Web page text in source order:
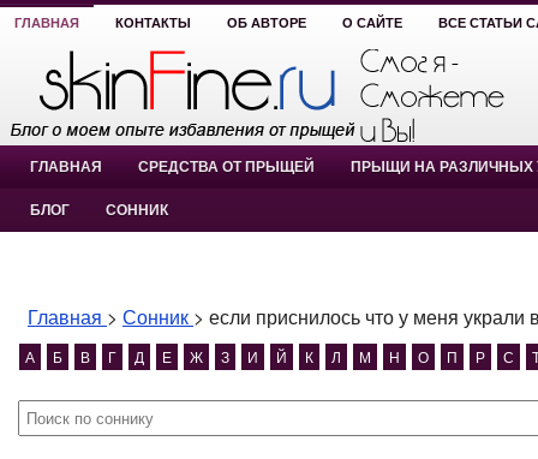
ГЛАВНАЯ КОНТАКТЫ ОБ АВТОРЕ О САЙТЕ ВСЕ СТАТЬИ
ГЛАВНАЯ СРЕДСТВА ОТ ПРЫЩЕЙ ПРЫЩИ НА РАЗЛИЧНЫХ
БЛОГ СОННИК
Главная > Сонник > если приснилось что у меня украли
А Б В Г Д Е Ж З И Й К Л М Н О П Р С